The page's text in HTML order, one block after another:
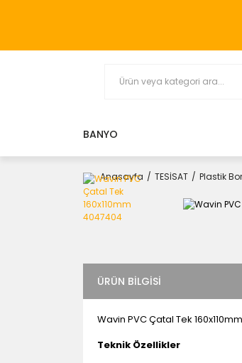
BANYO
Anasayfa TESİSAT Plastik
ÜRÜN BILGISI
Wavin PVC Çatal Tek
Teknik Özellikler